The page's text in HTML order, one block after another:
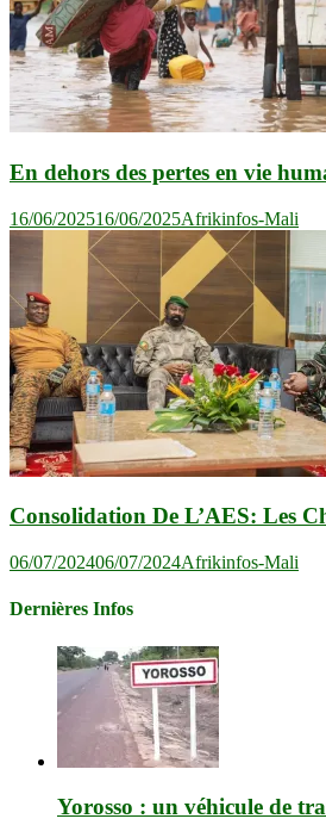
En dehors des pertes en vie
16/06/202516/06/2025Afrikinfos-Mali
Consolidation De L’AES: Les
06/07/202406/07/2024Afrikinfos-Mali
Dernières Infos
Yorosso : un véhicule de